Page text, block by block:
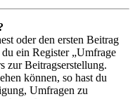
oder den ersten Beitrag
ein Register „Umfrage
zur Beitragserstellung.
können, so hast du
Umfragen zu